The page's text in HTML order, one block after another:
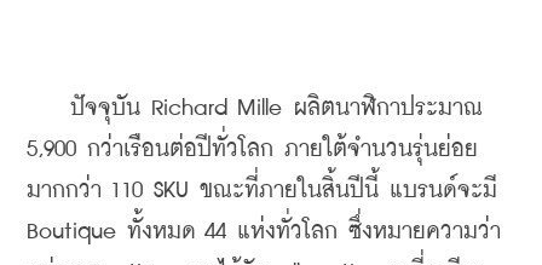
ปัจจุบัน Richard Mille ผลิตนาฬิกาประมาณ
5,900 กว่าเรือนต่อปีทั่วโลก ภายใต้จำนวนรุ่นย่อย
มากกว่า 110 SKU ขณะที่ภายในสิ้นปีนี้ แบรนด์จะมี
Boutique ทั้งหมด 44 แห่งทั่วโลก ซึ่งหมายความว่า